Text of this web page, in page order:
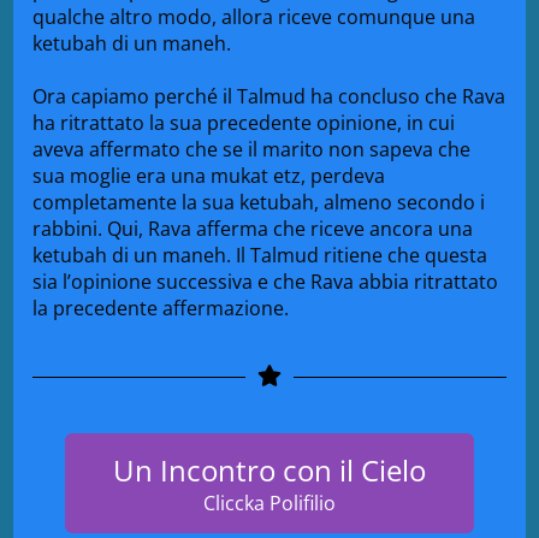
qualche altro modo, allora riceve comunque una
ketubah di un maneh.
Ora capiamo perché il Talmud ha concluso che Rava
ha ritrattato la sua precedente opinione, in cui
aveva affermato che se il marito non sapeva che
sua moglie era una mukat etz, perdeva
completamente la sua ketubah, almeno secondo i
rabbini. Qui, Rava afferma che riceve ancora una
ketubah di un maneh. Il Talmud ritiene che questa
sia l’opinione successiva e che Rava abbia ritrattato
la precedente affermazione.
Un Incontro con il Cielo
Cliccka Polifilio